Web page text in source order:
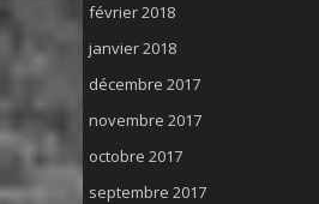
février 2018
janvier 2018
décembre 2017
novembre 2017
octobre 2017
septembre 2017